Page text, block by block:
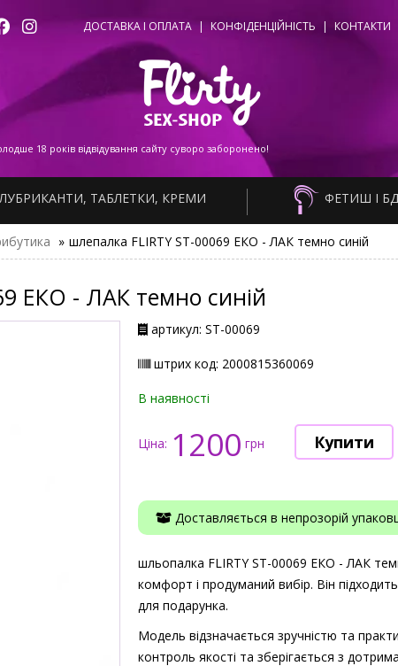
ДОСТАВКА І ОПЛАТА | КОНФІДЕНЦІЙНІСТЬ | КОНТАКТИ
18 років відвідування сайту суворо заборонено!
ЛУБРИКАНТИ, ТАБЛЕТКИ, КРЕМИ ФЕТИШ І
» шлепалка FLIRTY ST-00069 ЕКО - ЛАК темно синій
ЕКО - ЛАК темно синій
артикул: ST-00069
штрих код: 2000815360069
В наявності
Ціна: 1200 грн
Доставляється в непрозорій
шльопалка FLIRTY ST-00069 ЕКО - ЛАК
комфорт і продуманий вибір. Він
для подарунка.
Модель відзначається зручністю та
контроль якості та зберігається з